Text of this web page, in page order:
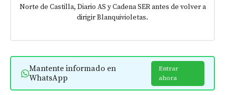
Norte de Castilla, Diario AS y Cadena SER antes de volver a
dirigir Blanquivioletas.
Mantente informado en
WhatsApp
Entrar
ahora